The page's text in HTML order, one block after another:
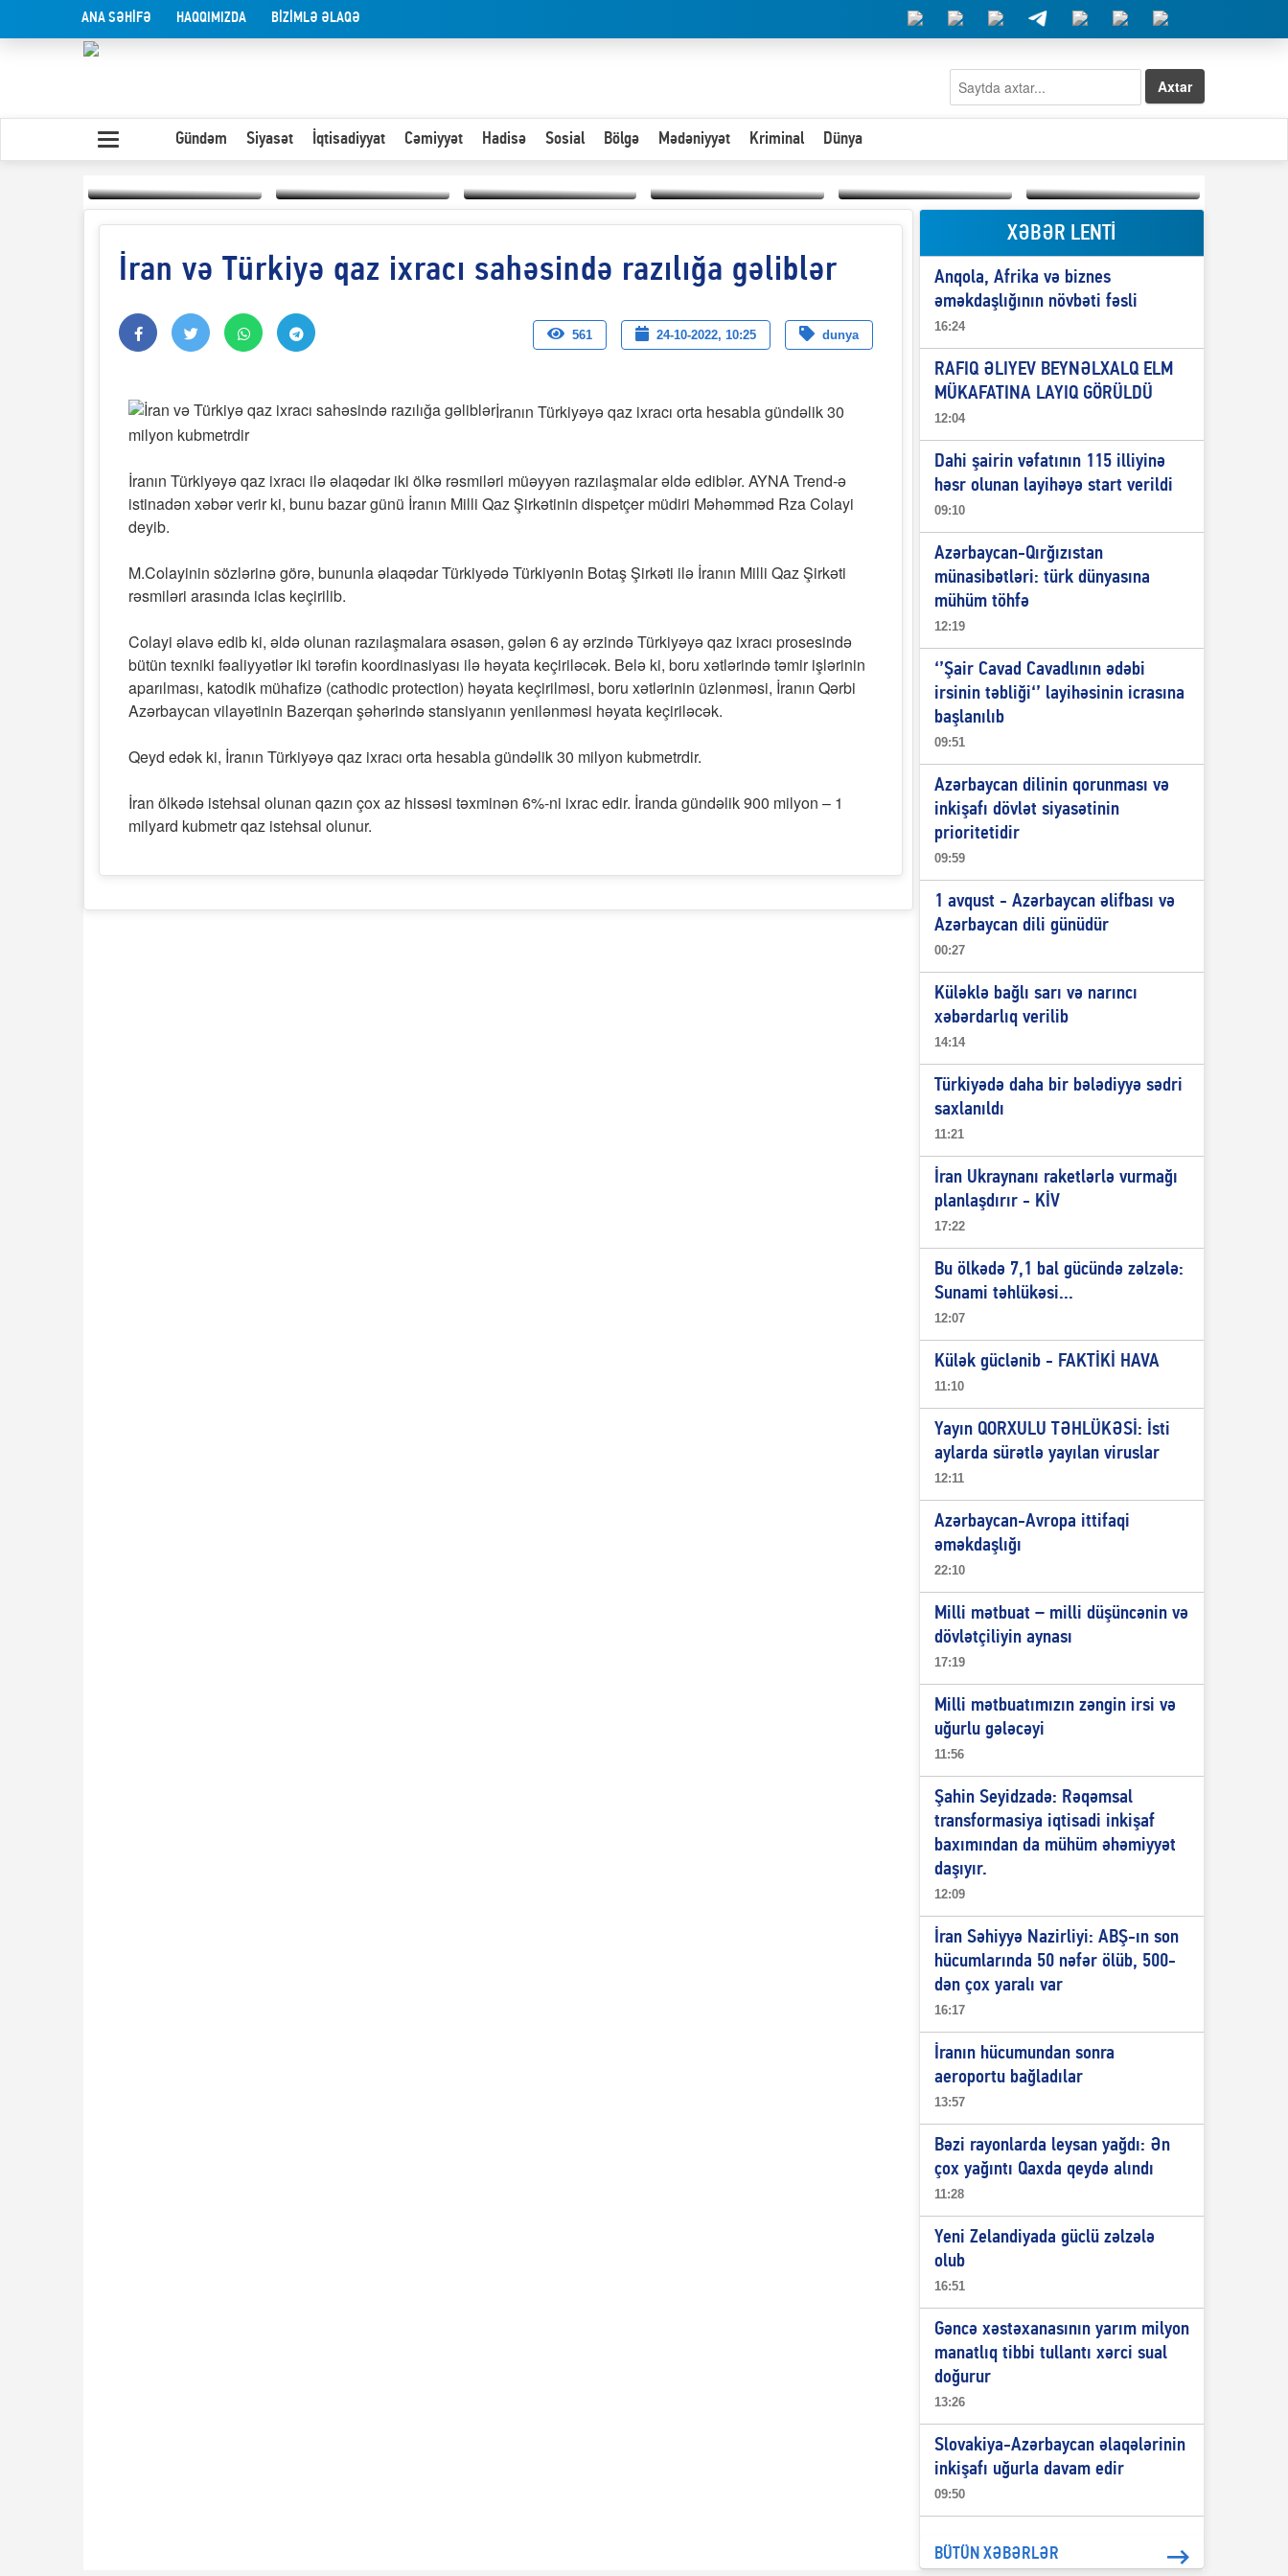
ANA SƏHİFƏ HAQQIMIZDA BİZİMLƏ ƏLAQƏ
Axtar
Gündəm Siyasət İqtisadiyyat Cəmiyyət Hadisə Sosial Bölgə Mədəniyyət Kriminal Dünya
Yaxın Şərqdəki
müharibənin qısa Olduğu kimi görünən
Paytaxta giriş vizası —
"Xoş gəldin, cibində
Hər an ən çətin savaşa
hazır olmalıyıq-
ZƏLİMXAN
“Qeyri-səlis məntiq və
dil-nitq” elmimizə
Elşad Abdullayevin
erməniləri
maliyyələşdirən oğlu
niyə Azərbaycana
ekstradisiya olunmur?
İran və Türkiyə qaz ixracı sahəsində razılığa gəliblər
561 24-10-2022, 10:25 dunya
İranın Türkiyəyə qaz ixracı orta hesabla gündəlik 30
milyon kubmetrdir
İranın Türkiyəyə qaz ixracı ilə əlaqədar iki ölkə rəsmiləri müəyyən razılaşmalar əldə ediblər. AYNA Trend-ə
istinadən xəbər verir ki, bunu bazar günü İranın Milli Qaz Şirkətinin dispetçer müdiri Məhəmməd Rza Colayi
deyib.
M.Colayinin sözlərinə görə, bununla əlaqədar Türkiyədə Türkiyənin Botaş Şirkəti ilə İranın Milli Qaz Şirkəti
rəsmiləri arasında iclas keçirilib.
Colayi əlavə edib ki, əldə olunan razılaşmalara əsasən, gələn 6 ay ərzində Türkiyəyə qaz ixracı prosesində
bütün texniki fəaliyyətlər iki tərəfin koordinasiyası ilə həyata keçiriləcək. Belə ki, boru xətlərində təmir işlərinin
aparılması, katodik mühafizə (cathodic protection) həyata keçirilməsi, boru xətlərinin üzlənməsi, İranın Qərbi
Azərbaycan vilayətinin Bazerqan şəhərində stansiyanın yenilənməsi həyata keçiriləcək.
Qeyd edək ki, İranın Türkiyəyə qaz ixracı orta hesabla gündəlik 30 milyon kubmetrdir.
İran ölkədə istehsal olunan qazın çox az hissəsi təxminən 6%-ni ixrac edir. İranda gündəlik 900 milyon – 1
milyard kubmetr qaz istehsal olunur.
XƏBƏR LENTİ
Anqola, Afrika və biznes
əməkdaşlığının növbəti fəsli
16:24
RAFIQ ƏLIYEV BEYNƏLXALQ ELM
MÜKAFATINA LAYIQ GÖRÜLDÜ
12:04
Dahi şairin vəfatının 115 illiyinə
həsr olunan layihəyə start verildi
09:10
Azərbaycan-Qırğızıstan
münasibətləri: türk dünyasına
mühüm töhfə
12:19
‘’Şair Cavad Cavadlının ədəbi
irsinin təbliği‘’ layihəsinin icrasına
başlanılıb
09:51
Azərbaycan dilinin qorunması və
inkişafı dövlət siyasətinin
prioritetidir
09:59
1 avqust - Azərbaycan əlifbası və
Azərbaycan dili günüdür
00:27
Küləklə bağlı sarı və narıncı
xəbərdarlıq verilib
14:14
Türkiyədə daha bir bələdiyyə sədri
saxlanıldı
11:21
İran Ukraynanı raketlərlə vurmağı
planlaşdırır - KİV
17:22
Bu ölkədə 7,1 bal gücündə zəlzələ:
Sunami təhlükəsi...
12:07
Külək güclənib - FAKTİKİ HAVA
11:10
Yayın QORXULU TƏHLÜKƏSİ: İsti
aylarda sürətlə yayılan viruslar
12:11
Azərbaycan-Avropa ittifaqi
əməkdaşlığı
22:10
Milli mətbuat – milli düşüncənin və
dövlətçiliyin aynası
17:19
Milli mətbuatımızın zəngin irsi və
uğurlu gələcəyi
11:56
Şahin Seyidzadə: Rəqəmsal
transformasiya iqtisadi inkişaf
baxımından da mühüm əhəmiyyət
daşıyır.
12:09
İran Səhiyyə Nazirliyi: ABŞ-ın son
hücumlarında 50 nəfər ölüb, 500-
dən çox yaralı var
16:17
İranın hücumundan sonra
aeroportu bağladılar
13:57
Bəzi rayonlarda leysan yağdı: Ən
çox yağıntı Qaxda qeydə alındı
11:28
Yeni Zelandiyada güclü zəlzələ
olub
16:51
Gəncə xəstəxanasının yarım milyon
manatlıq tibbi tullantı xərci sual
doğurur
13:26
Slovakiya-Azərbaycan əlaqələrinin
inkişafı uğurla davam edir
09:50
BÜTÜN XƏBƏRLƏR